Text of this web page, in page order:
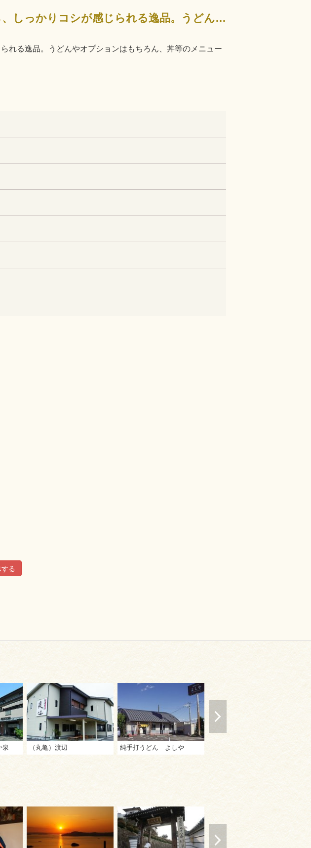
一晩熟成させた麺は、ツルツルモチモチしていながら、しっかりコシが感じられる逸品。うどんやオプションは…
れる逸品。うどんやオプションはもちろん、丼等のメニュー
る
泉 （丸亀）渡辺 純手打うどん よしや